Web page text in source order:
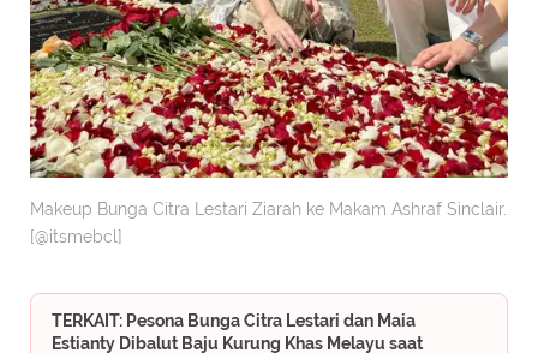
Makeup Bunga Citra Lestari Ziarah ke Makam Ashraf Sinclair.
[@itsmebcl]
TERKAIT: Pesona Bunga Citra Lestari dan Maia
Estianty Dibalut Baju Kurung Khas Melayu saat